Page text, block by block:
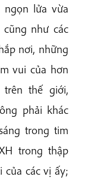
lửa vừa
như các
nơi, những
vui của hơn
thế giới,
phải khác
trong tim
trong thập
của các vị ấy;